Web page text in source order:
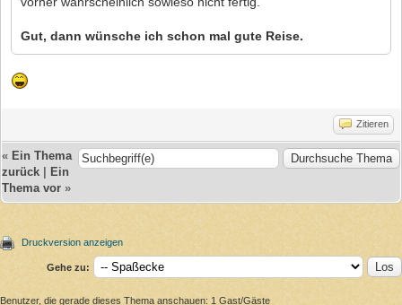
Gut, dann wünsche ich schon mal gute Reise.
Zitieren
« Ein Thema
zurück
Ein
Thema vor »
Druckversion anzeigen
Gehe zu:
Benutzer, die gerade dieses Thema anschauen: 1 Gast/Gäste